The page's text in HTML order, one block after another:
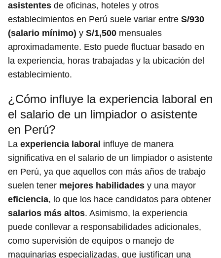
asistentes de oficinas, hoteles y otros
establecimientos en Perú suele variar entre S/930
(salario mínimo) y S/1,500 mensuales
aproximadamente. Esto puede fluctuar basado en
la experiencia, horas trabajadas y la ubicación del
establecimiento.
¿Cómo influye la experiencia laboral en
el salario de un limpiador o asistente
en Perú?
La experiencia laboral influye de manera
significativa en el salario de un limpiador o asistente
en Perú, ya que aquellos con más años de trabajo
suelen tener mejores habilidades y una mayor
eficiencia, lo que los hace candidatos para obtener
salarios más altos. Asimismo, la experiencia
puede conllevar a responsabilidades adicionales,
como supervisión de equipos o manejo de
maquinarias especializadas, que justifican una